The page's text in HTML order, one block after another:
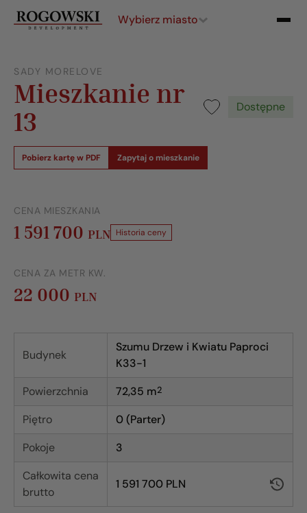
Wybierz miasto
SADY MORELOVE
Mieszkanie nr
13
Dostępne
Pobierz kartę w PDF Zapytaj o mieszkanie
CENA MIESZKANIA
1 591 700 PLN Historia ceny
CENA ZA METR KW.
22 000 PLN
Budynek
Szumu Drzew i Kwiatu Paproci
K33-1
Powierzchnia
72,35 m2
Piętro
0 (Parter)
Pokoje
3
Całkowita cena
brutto
1 591 700 PLN